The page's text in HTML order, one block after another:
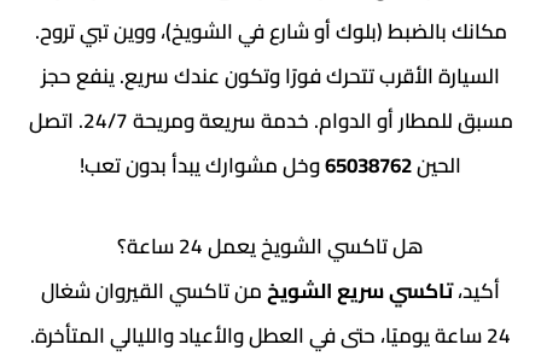
(بلوك أو شارع في الشويخ)، ووين تبي تروح.
الأقرب تتحرك فورًا وتكون عندك سريع. ينفع حجز
مسبق للمطار أو الدوام. خدمة سريعة ومريحة 24/7. اتصل
65038762وخل مشوارك يبدأ بدون تعب!
هل تاكسي الشويخ يعمل 24 ساعة؟
سريع الشويخمن تاكسي القيروان شغال
يوميًا، حتى في العطل والأعياد والليالي المتأخرة.